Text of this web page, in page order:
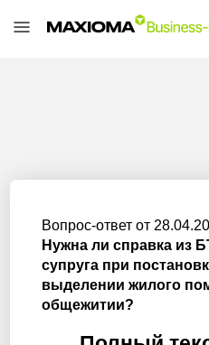
Вопрос-ответ от
Нужна ли справка из
супруга при
выделении жилого
общежитии?